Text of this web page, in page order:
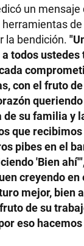
un mensaje
la bendición.
todos
con el fruto
su familia y
que
pibes en el
'Bien ahí'"
creyendo en
mejor, bien
de su
eso